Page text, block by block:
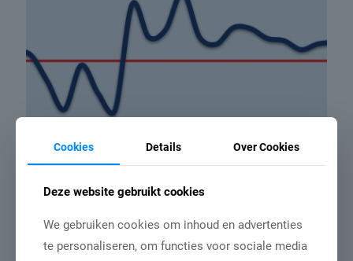
Economische barometer
beautybranche in derde
Cookies Details Over Cookies
Deze website gebruikt cookies
We gebruiken cookies om inhoud en advertenties
te personaliseren, om functies voor sociale media